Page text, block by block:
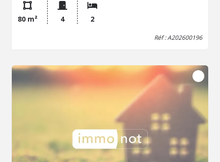
Balcon , double vitrage récent , intérieur spacieux
comprenant une entrée , dégagement avec placards,
salon-séjour, cuisine et grand cellier, 2 chambres , salle
de bains et WC séparé. Un bel espace cave, place de
80 m² 4 2
Réf : A202600196